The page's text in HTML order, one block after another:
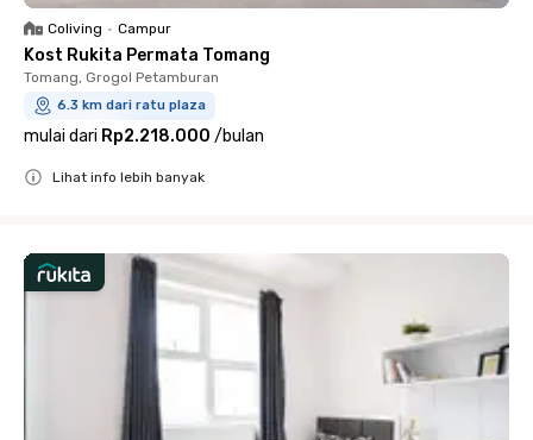
Coliving • Campur
Kost Rukita Permata Tomang
Tomang, Grogol Petamburan
6.3 km dari ratu plaza
mulai dari Rp2.218.000 /bulan
Lihat info lebih banyak